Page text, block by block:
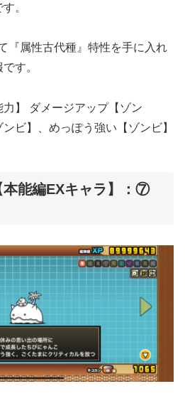
。
『属性古代種』特性を手に入れ
す。
力】 ダメージアップ【ゾン
ビ】、めっぽう強い【ゾンビ】
本能編EXキャラ】：⑦